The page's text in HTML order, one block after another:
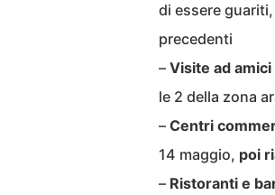
di essere
precedenti
– Visite ad
le 2 della zona
– Centri
14 maggio, poi
– Ristoranti e